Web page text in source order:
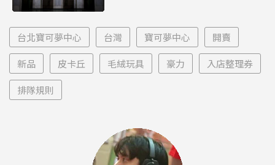
台北寶可夢中心 台灣 寶可夢中心 開賣
新品 皮卡丘 毛絨玩具 豪力 入店整理券
排隊規則